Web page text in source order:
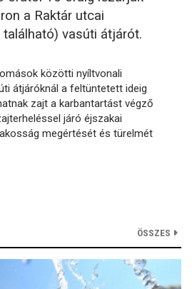
a Raktár utcai
vasúti átjárót.
közötti nyíltvonali
átjáróknál a feltüntetett ideig
zajt a karbantartást végző
járó éjszakai
megértését és türelmét
ÖSSZES